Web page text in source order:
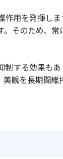
用を発揮し
そのため、
する効果も
観を長期間